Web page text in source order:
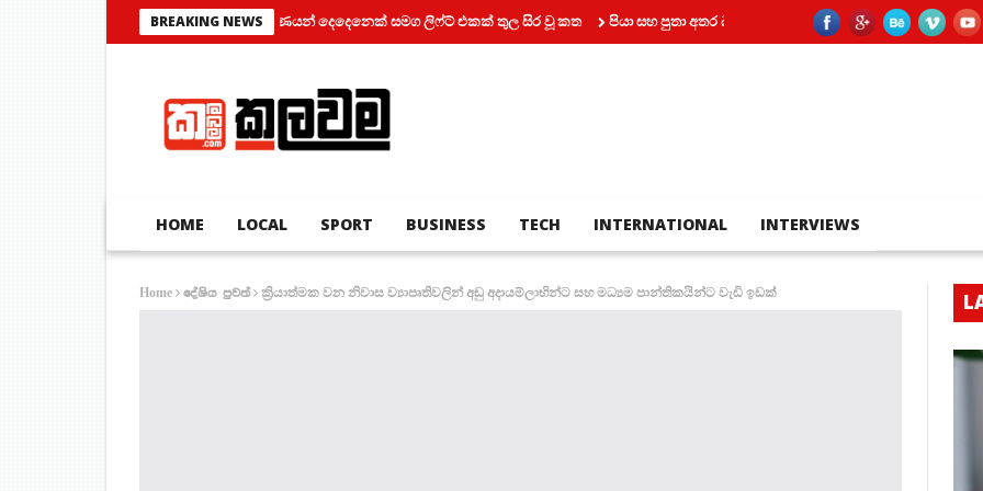
BREAKING NEWSතරුණයන් දෙදෙනෙක් සමග ලිෆ්ට් එකක් තුල සිර වූ කත පියා සහ පුතා අතර බහින්බස්වීම මරණයකින් කෙළවර වෙයි කෝටි
HOME LOCAL SPORT BUSINESS TECH INTERNATIONAL INTERVIEWS
Home දේශිය පුවත් ක්‍රියාත්මක වන නිවාස ව්‍යාපෘතිවලින් අඩු අදායම්ලාභින්ට සහ මධ්‍යම පාන්තිකයින්ට වැඩි ඉඩක්